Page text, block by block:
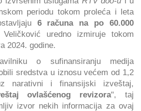
periodu tokom proleća i leta
6 računa na po 60.000
uredno izmiruje tokom
2024. godine.
o sufinansiranju medija
sredstva u iznosu većem od 1,2
narativni i finansijski izveštaj,
ovlašćenog revizora", taj
izvor nekih informacija za ovaj